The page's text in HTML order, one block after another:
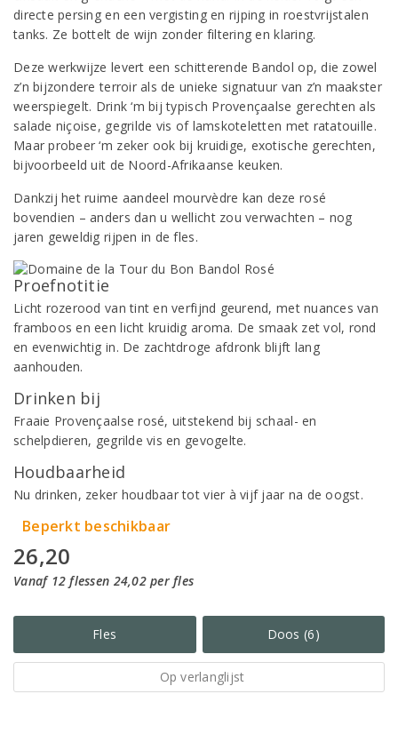
directe persing en een vergisting en rijping in roestvrijstalen
tanks. Ze bottelt de wijn zonder filtering en klaring.
Deze werkwijze levert een schitterende Bandol op, die zowel
z’n bijzondere terroir als de unieke signatuur van z’n maakster
weerspiegelt. Drink ‘m bij typisch Provençaalse gerechten als
salade niçoise, gegrilde vis of lamskoteletten met ratatouille.
Maar probeer ‘m zeker ook bij kruidige, exotische gerechten,
bijvoorbeeld uit de Noord-Afrikaanse keuken.
Dankzij het ruime aandeel mourvèdre kan deze rosé
bovendien – anders dan u wellicht zou verwachten – nog
jaren geweldig rijpen in de fles.
Proefnotitie
Licht rozerood van tint en verfijnd geurend, met nuances van
framboos en een licht kruidig aroma. De smaak zet vol, rond
en evenwichtig in. De zachtdroge afdronk blijft lang
aanhouden.
Drinken bij
Fraaie Provençaalse rosé, uitstekend bij schaal- en
schelpdieren, gegrilde vis en gevogelte.
Houdbaarheid
Nu drinken, zeker houdbaar tot vier à vijf jaar na de oogst.
Beperkt beschikbaar
26,20
Vanaf 12 flessen 24,02 per fles
Fles Doos (6)
Op verlanglijst